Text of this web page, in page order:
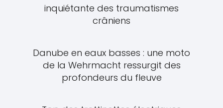
inquiétante des traumatismes
crâniens
Danube en eaux basses : une moto
de la Wehrmacht ressurgit des
profondeurs du fleuve